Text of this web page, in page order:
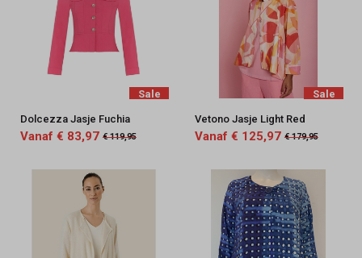
Sale
Dolcezza Jasje Fuchia
Vanaf € 83,97 € 119,95
Sale
Vetono Jasje Light Red
Vanaf € 125,97 € 179,95